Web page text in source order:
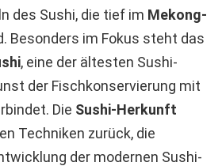
des Sushi, die tief im Mekong-
Besonders im Fokus steht das
, eine der ältesten Sushi-
der Fischkonservierung mit
Die Sushi-Herkunft
Techniken zurück, die
der modernen Sushi-